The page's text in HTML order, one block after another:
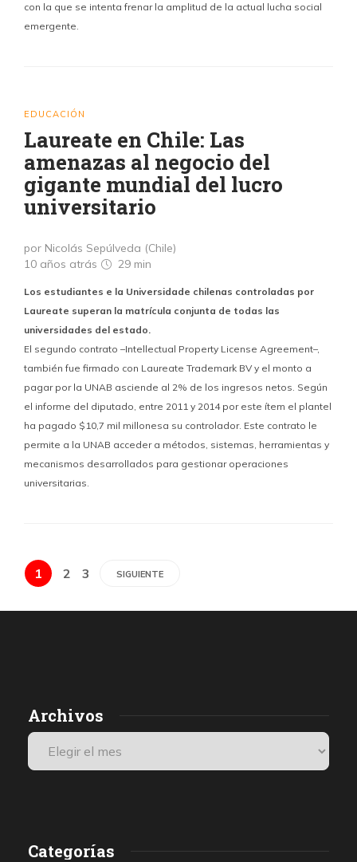
con la que se intenta frenar la amplitud de la actual lucha social
emergente.
EDUCACIÓN
Laureate en Chile: Las
amenazas al negocio del
gigante mundial del lucro
universitario
por Nicolás Sepúlveda (Chile)
10 años atrás
29 min
Los estudiantes e la Universidade chilenas controladas por
Laureate superan la matrícula conjunta de todas las
universidades del estado.
El segundo contrato –Intellectual Property License Agreement–,
también fue firmado con Laureate Trademark BV y el monto a
pagar por la UNAB asciende al 2% de los ingresos netos. Según
el informe del diputado, entre 2011 y 2014 por este ítem el plantel
ha pagado $10,7 mil millonesa su controlador. Este contrato le
permite a la UNAB acceder a métodos, sistemas, herramientas y
mecanismos desarrollados para gestionar operaciones
universitarias.
1 2 3 SIGUIENTE
Archivos
Categorías